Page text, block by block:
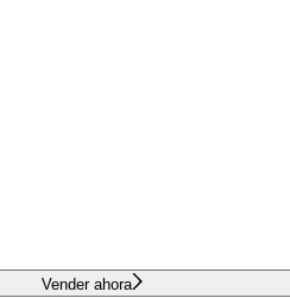
Vender ahora